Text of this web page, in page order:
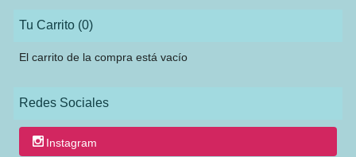
Tu Carrito (0)
El carrito de la compra está vacío
Redes Sociales
Instagram